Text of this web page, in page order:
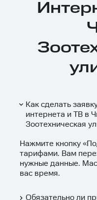
Как сделать
интернета и ТВ в
Зоотехническая
Нажмите кнопку «
тарифами. Вам
нужные данные.
вас время.
Обязательно ли